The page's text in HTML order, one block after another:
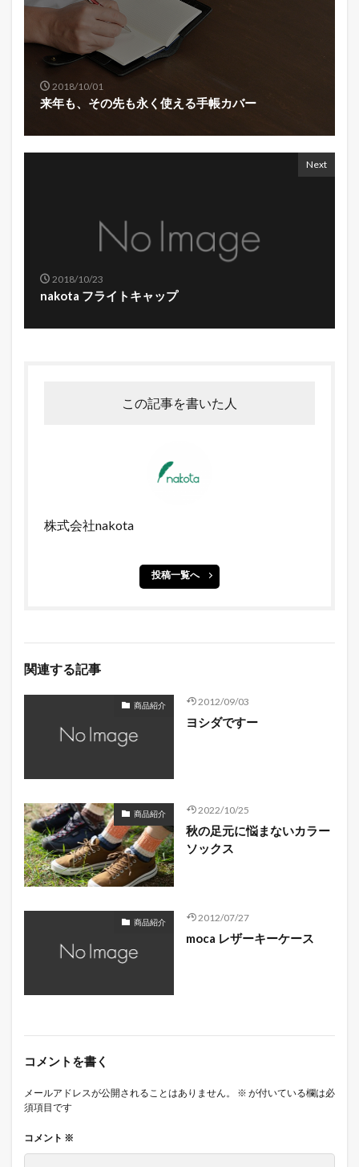
2018/10/01
来年も、その先も永く使える手帳カバー
Next
2018/10/23
nakota フライトキャップ
この記事を書いた人
株式会社nakota
投稿一覧へ
関連する記事
商品紹介 2012/09/03
ヨシダですー
商品紹介 2022/10/25
秋の足元に悩まないカラー
ソックス
商品紹介 2012/07/27
moca レザーキーケース
コメントを書く
メールアドレスが公開されることはありません。 ※ が付いている欄は必
須項目です
コメント ※